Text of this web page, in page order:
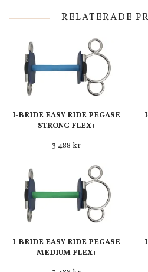
RELATERADE
I-BRIDE EASY RIDE PEGASE
STRONG FLEX+
3 488 kr
I-BRIDE EASY RIDE PEGASE
MEDIUM FLEX+